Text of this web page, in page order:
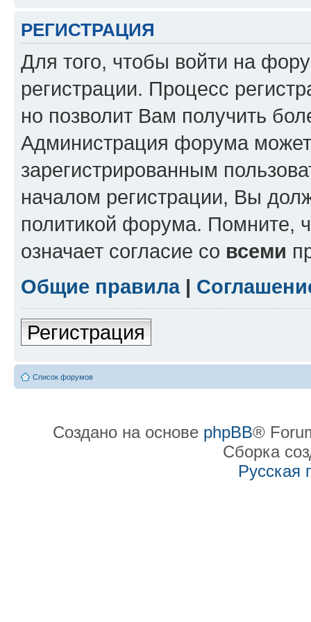
РЕГИСТРАЦИЯ
Для того, чтобы войти на
регистрации. Процесс
но позволит Вам получить
Администрация форума может
зарегистрированным
началом регистрации, Вы
политикой форума. Помните,
означает согласие со всеми
Общие правила|
Регистрация
Список форумов
Создано на основе phpBB®
Сборка
Русская